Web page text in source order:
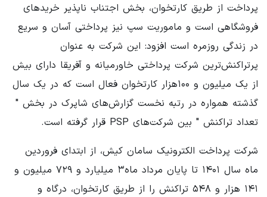
پرداخت از طریق کارتخوان، بخش اجتناب ناپذیر خریدهای
فروشگاهی است و ماموریت سپ نیز پرداختی آسان و سریع
در زندگی روزمره است افزود: این شرکت به عنوان
پرتراکنش‌ترین شرکت پرداختی خاورمیانه و آفریقا دارای بیش
از یک میلیون و ۱۰۰هزار کارتخوان فعال است که در یک سال
گذشته همواره در رتبه نخست گزارش‌های ‌شاپرک در بخش "
تعداد تراکنش " بین شرکت‌های PSP قرار گرفته است.
شرکت پرداخت الکترونیک سامان کیش، از ابتدای فروردین
ماه سال ۱۴۰۱ تا پایان مرداد ماه۳ میلیارد و ۷۲۹ میلیون و
۱۴۱ هزار و ۵۴۸ تراکنش را از طریق کارتخوان، درگاه و